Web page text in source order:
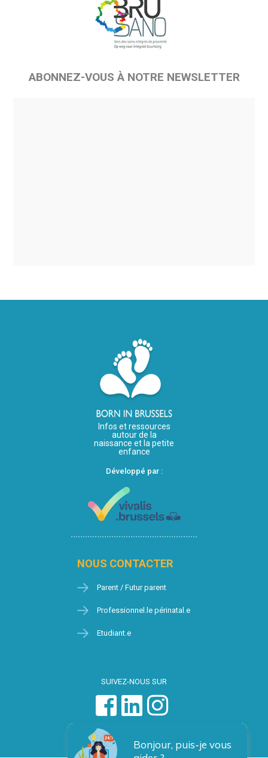
ABONNEZ-VOUS À NOTRE NEWSLETTER
Infos et ressources
autour de la
naissance et la petite
enfance
Développé par :
NOUS CONTACTER
Parent / Futur parent
Professionnel.le périnatal.e
Etudiant.e
SUIVEZ-NOUS SUR
Bonjour, puis-je vous